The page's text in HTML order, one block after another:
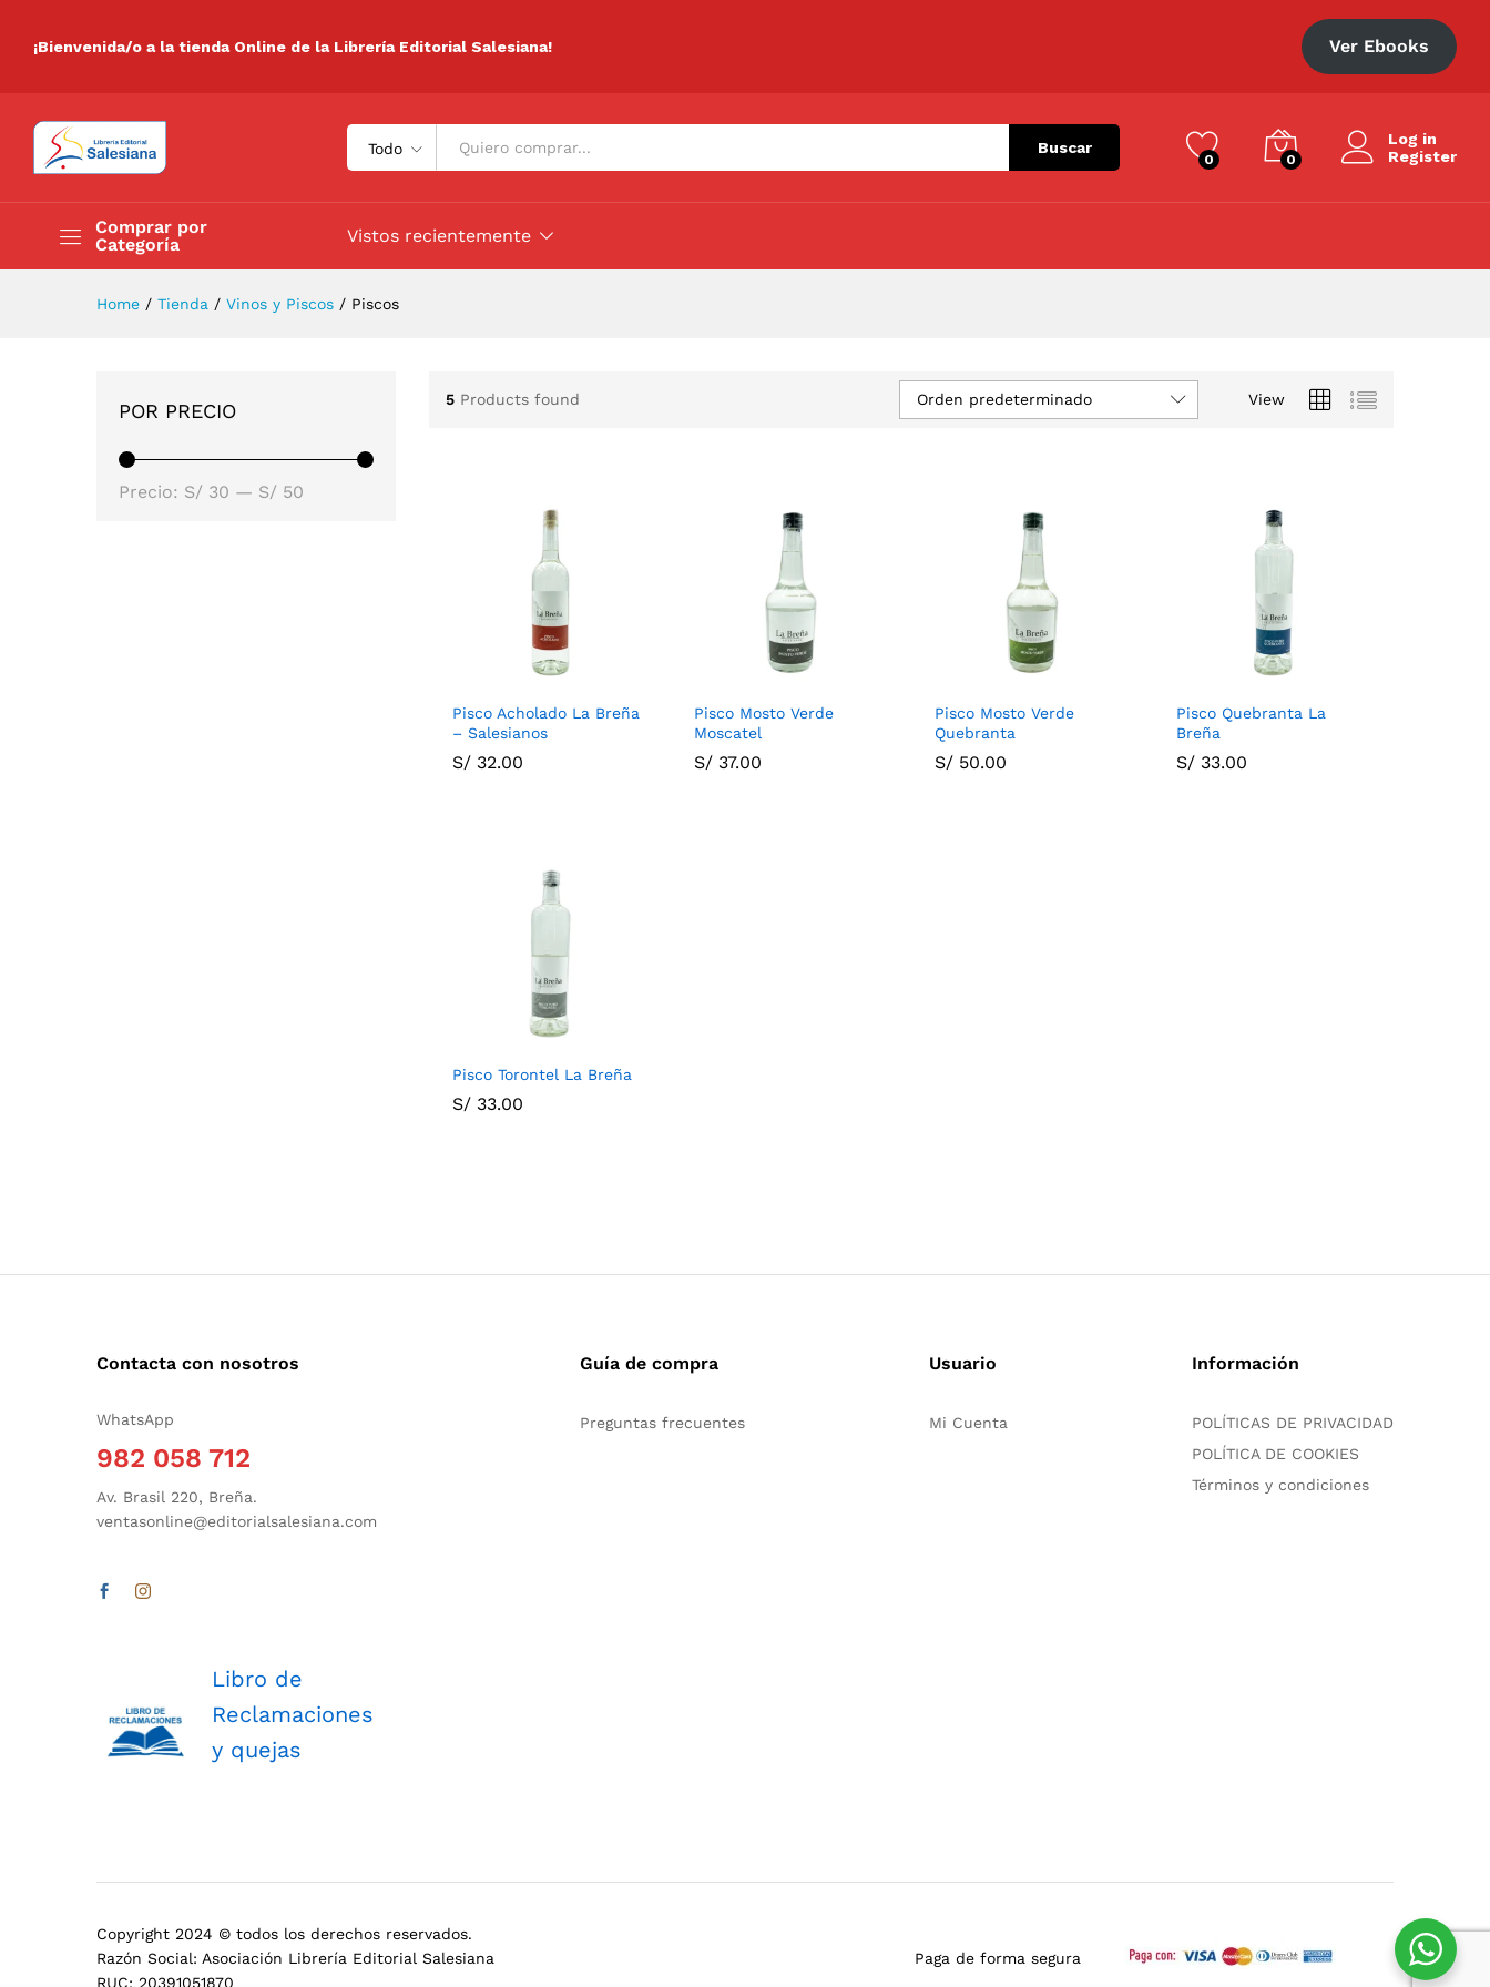
¡Bienvenida/o a la tienda Online de la Librería Editorial Salesiana! Ver Ebooks
Todo Buscar
0 0
Log in
Register
Comprar por
Categoría
Promociones
Vistos recientemente
Home / Tienda / Vinos y Piscos / Piscos
5 Products found View
Orden predeterminado
Pisco Acholado La Breña
– Salesianos
S/ 32.00
S/ 32.00
Pisco Mosto Verde
Moscatel
S/37.00
S/37.00
Pisco Mosto Verde
Quebranta
S/ 50.00
S/ 50.00
Pisco Quebranta La
Breña
S/33.00
S/33.00
Pisco Torontel La Breña
S/ 33.00
S/ 33.00
POR PRECIO
Precio: S/ 30 — S/ 50
Contacta con nosotros
WhatsApp
982 058 712
Av. Brasil 220, Breña.
ventasonline@editorialsalesiana.com
Libro de
Reclamaciones
y quejas
Guía de compra
Preguntas frecuentes
Usuario
Mi Cuenta
Información
POLÍTICAS DE PRIVACIDAD
POLÍTICA DE COOKIES
Términos y condiciones
Copyright 2024 © todos los derechos reservados.
Razón Social: Asociación Librería Editorial Salesiana
RUC: 20391051870
Paga de forma segura